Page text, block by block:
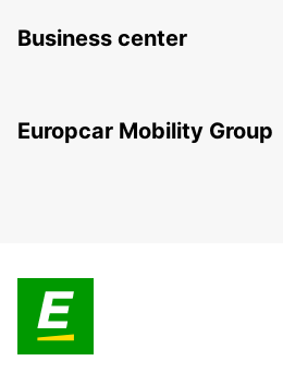
Business center
Europcar Mobility Group